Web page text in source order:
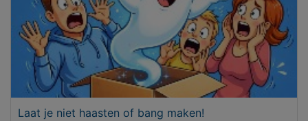
Laat je niet haasten of bang maken!